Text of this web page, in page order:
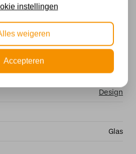
E27
Design
Glas
instellingen
weigeren
Accepteren